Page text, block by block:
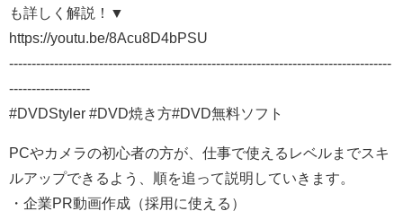
も詳しく解説！▼‬
https://youtu.be/8Acu8D4bPSU
-------------------------------------------------------------------------------------
------------------
#DVDStyler #DVD焼き方#DVD無料ソフト
PCやカメラの初心者の方が、仕事で使えるレベルまでスキ
ルアップできるよう、順を追って説明していきます。
・企業PR動画作成（採用に使える）